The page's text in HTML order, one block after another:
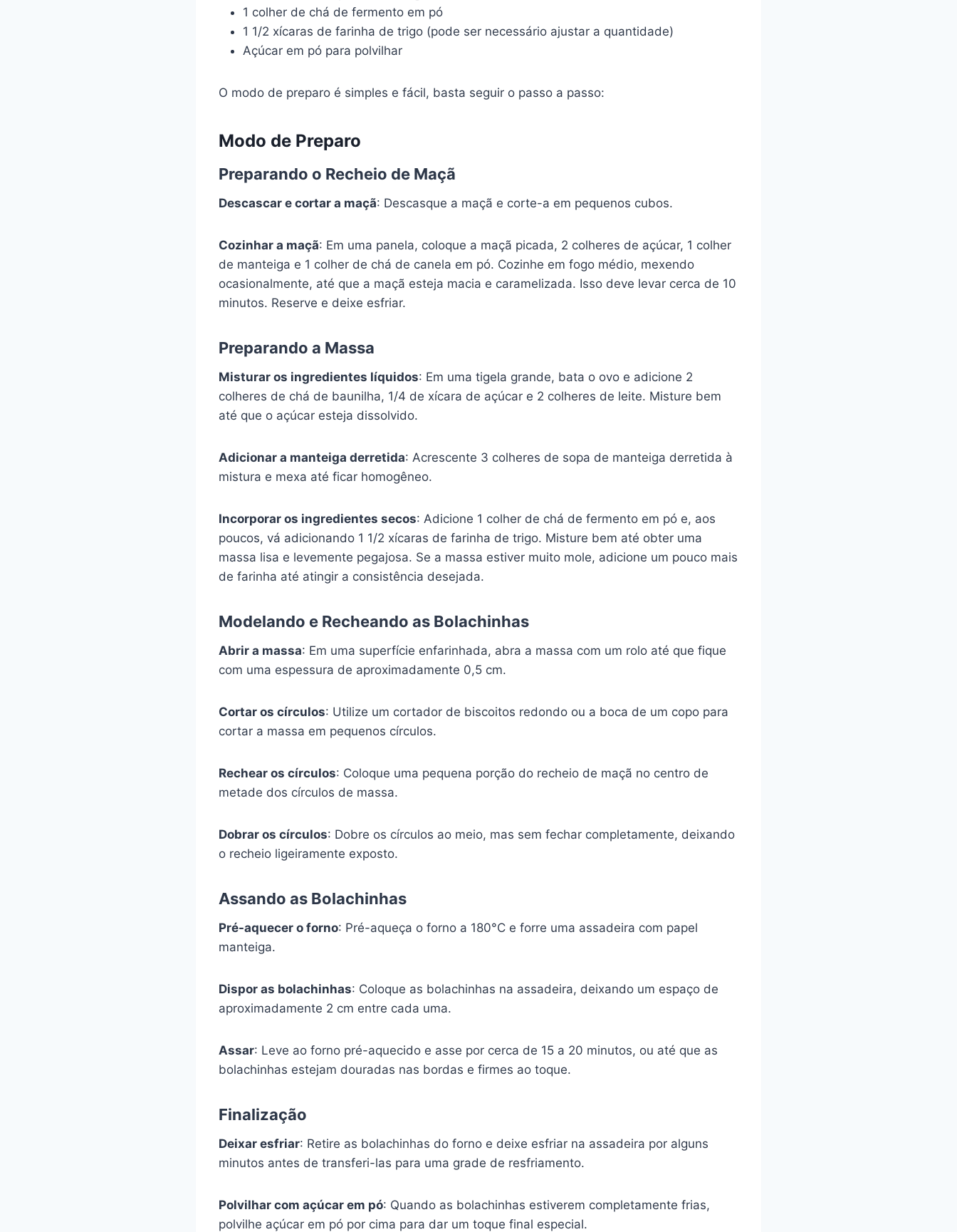
1 colher de chá de fermento em pó
1 1/2 xícaras de farinha de trigo (pode ser necessário ajustar a quantidade)
Açúcar em pó para polvilhar
O modo de preparo é simples e fácil, basta seguir o passo a passo:
Modo de Preparo
Preparando o Recheio de Maçã
Descascar e cortar a maçã: Descasque a maçã e corte-a em pequenos cubos.
Cozinhar a maçã: Em uma panela, coloque a maçã picada, 2 colheres de açúcar, 1 colher
de manteiga e 1 colher de chá de canela em pó. Cozinhe em fogo médio, mexendo
ocasionalmente, até que a maçã esteja macia e caramelizada. Isso deve levar cerca de 10
minutos. Reserve e deixe esfriar.
Preparando a Massa
Misturar os ingredientes líquidos: Em uma tigela grande, bata o ovo e adicione 2
colheres de chá de baunilha, 1/4 de xícara de açúcar e 2 colheres de leite. Misture bem
até que o açúcar esteja dissolvido.
Adicionar a manteiga derretida: Acrescente 3 colheres de sopa de manteiga derretida à
mistura e mexa até ficar homogêneo.
Incorporar os ingredientes secos: Adicione 1 colher de chá de fermento em pó e, aos
poucos, vá adicionando 1 1/2 xícaras de farinha de trigo. Misture bem até obter uma
massa lisa e levemente pegajosa. Se a massa estiver muito mole, adicione um pouco mais
de farinha até atingir a consistência desejada.
Modelando e Recheando as Bolachinhas
Abrir a massa: Em uma superfície enfarinhada, abra a massa com um rolo até que fique
com uma espessura de aproximadamente 0,5 cm.
Cortar os círculos: Utilize um cortador de biscoitos redondo ou a boca de um copo para
cortar a massa em pequenos círculos.
Rechear os círculos: Coloque uma pequena porção do recheio de maçã no centro de
metade dos círculos de massa.
Dobrar os círculos: Dobre os círculos ao meio, mas sem fechar completamente, deixando
o recheio ligeiramente exposto.
Assando as Bolachinhas
Pré-aquecer o forno: Pré-aqueça o forno a 180°C e forre uma assadeira com papel
manteiga.
Dispor as bolachinhas: Coloque as bolachinhas na assadeira, deixando um espaço de
aproximadamente 2 cm entre cada uma.
Assar: Leve ao forno pré-aquecido e asse por cerca de 15 a 20 minutos, ou até que as
bolachinhas estejam douradas nas bordas e firmes ao toque.
Finalização
Deixar esfriar: Retire as bolachinhas do forno e deixe esfriar na assadeira por alguns
minutos antes de transferi-las para uma grade de resfriamento.
Polvilhar com açúcar em pó: Quando as bolachinhas estiverem completamente frias,
polvilhe açúcar em pó por cima para dar um toque final especial.